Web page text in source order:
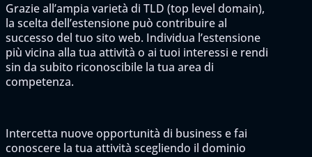
Grazie all’ampia varietà di TLD (top level domain),
la scelta dell’estensione può contribuire al
successo del tuo sito web. Individua l’estensione
più vicina alla tua attività o ai tuoi interessi e rendi
sin da subito riconoscibile la tua area di
competenza.
Intercetta nuove opportunità di business e fai
conoscere la tua attività scegliendo il dominio